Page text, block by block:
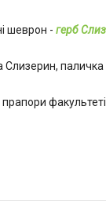
шеврон - герб
прапори